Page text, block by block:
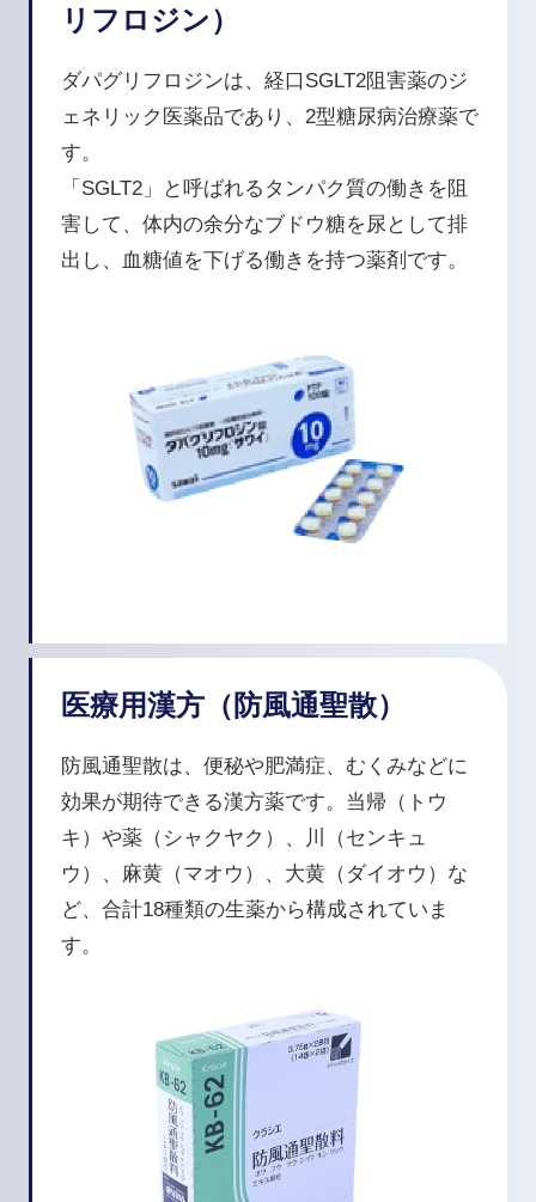
リフロジン）
ダパグリフロジンは、経口SGLT2阻害薬のジ
ェネリック医薬品であり、2型糖尿病治療薬で
す。
「SGLT2」と呼ばれるタンパク質の働きを阻
害して、体内の余分なブドウ糖を尿として排
出し、血糖値を下げる働きを持つ薬剤です。
医療用漢方（防風通聖散）
防風通聖散は、便秘や肥満症、むくみなどに
効果が期待できる漢方薬です。当帰（トウ
キ）や薬（シャクヤク）、川（センキュ
ウ）、麻黄（マオウ）、大黄（ダイオウ）な
ど、合計18種類の生薬から構成されていま
す。